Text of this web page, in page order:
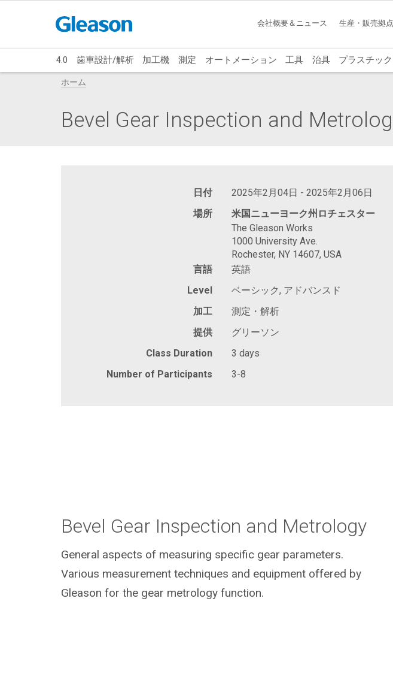
会社概要＆ニュース 生産・販売拠点
4.0 歯車設計/解析 加工機 測定 オートメーション 工具 治具 プラスチッ
ホーム
Bevel Gear Inspection and
日付
2025年2月04日 - 2025年2月06日
場所
米国ニューヨーク州ロチェスター
The Gleason Works
1000 University Ave.
Rochester, NY 14607, USA
言語
英語
Level
ベーシック, アドバンスド
加工
測定・解析
提供
グリーソン
Class Duration
3 days
Number of Participants
3-8
Bevel Gear Inspection and Metrology
General aspects of measuring specific gear parameters.
Various measurement techniques and equipment offered by
Gleason for the gear metrology function.